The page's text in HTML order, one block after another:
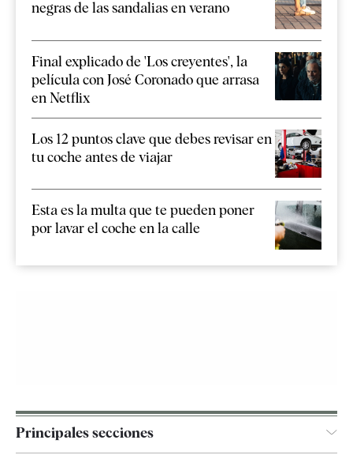
negras de las sandalias en verano
Final explicado de 'Los creyentes', la
película con José Coronado que arrasa
en Netflix
Los 12 puntos clave que debes revisar en
tu coche antes de viajar
Esta es la multa que te pueden poner
por lavar el coche en la calle
Principales secciones